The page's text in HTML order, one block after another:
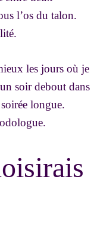
l’os du talon.
les jours où je
soir debout dans
longue.